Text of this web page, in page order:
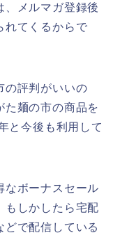
、メルマガ登録後
れてくるからで
の評判がいいの
た麺の市の商品を
と今後も利用して
なボーナスセール
もしかしたら宅配
どで配信している